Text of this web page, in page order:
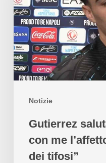
Notizie
Gutierrez
con me
dei tifosi”